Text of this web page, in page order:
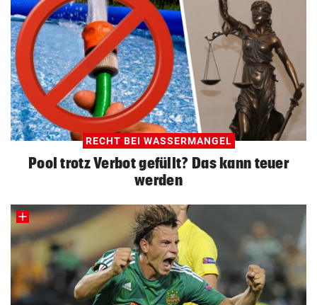
RECHT BEI WASSERMANGEL
Pool trotz Verbot gefüllt? Das kann teuer
werden